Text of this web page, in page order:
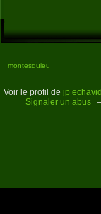
montesquieu
Voir le profil de jp
Signaler un abus